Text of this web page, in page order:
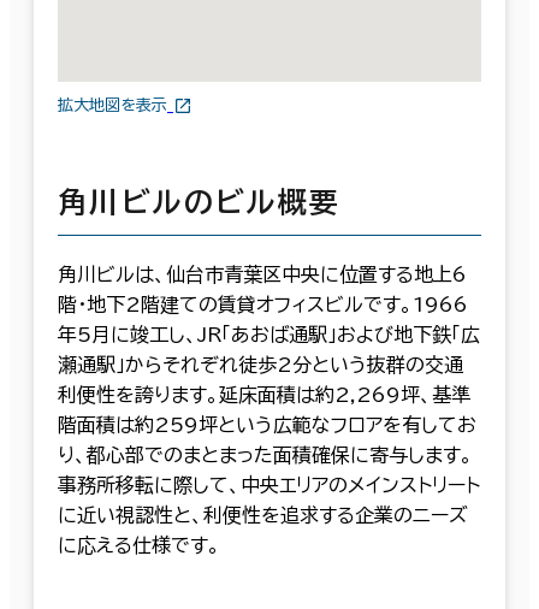
拡大地図を表示
角川ビルのビル概要
角川ビルは、仙台市青葉区中央に位置する地上6
階・地下2階建ての賃貸オフィスビルです。1966
年5月に竣工し、JR「あおば通駅」および地下鉄「広
瀬通駅」からそれぞれ徒歩2分という抜群の交通
利便性を誇ります。延床面積は約2,269坪、基準
階面積は約259坪という広範なフロアを有してお
り、都心部でのまとまった面積確保に寄与します。
事務所移転に際して、中央エリアのメインストリート
に近い視認性と、利便性を追求する企業のニーズ
に応える仕様です。